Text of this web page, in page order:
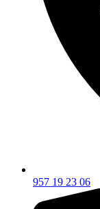
957 19 23 06